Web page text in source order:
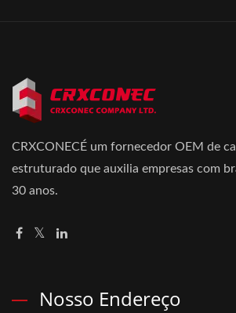
CRXCONECÉ um fornecedor OEM de
estruturado que auxilia empresas com
30 anos.
Nosso Endereço